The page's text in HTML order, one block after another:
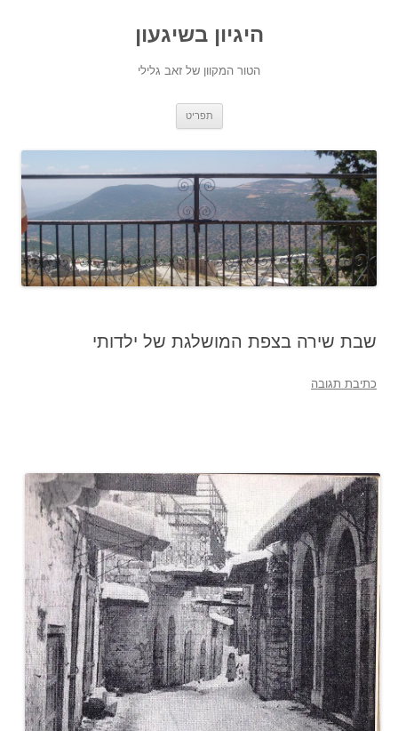
היגיון בשיגעון
הטור המקוון של זאב גלילי
תפריט
שבת שירה בצפת המושלגת של ילדותי
כתיבת תגובה